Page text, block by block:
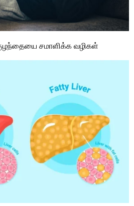
சமாளிக்க வழிகள்